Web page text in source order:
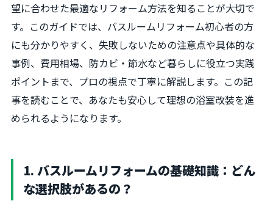
望に合わせた最適なリフォーム方法を知ることが大切で
す。このガイドでは、バスルームリフォーム初心者の方
にも分かりやすく、失敗しないための注意点や具体的な
事例、費用相場、防カビ・節水など暮らしに役立つ実践
ポイントまで、プロの視点で丁寧に解説します。この記
事を読むことで、あなたも安心して理想の浴室改装を進
められるようになります。
1. バスルームリフォームの基礎知識：どん
な選択肢があるの？